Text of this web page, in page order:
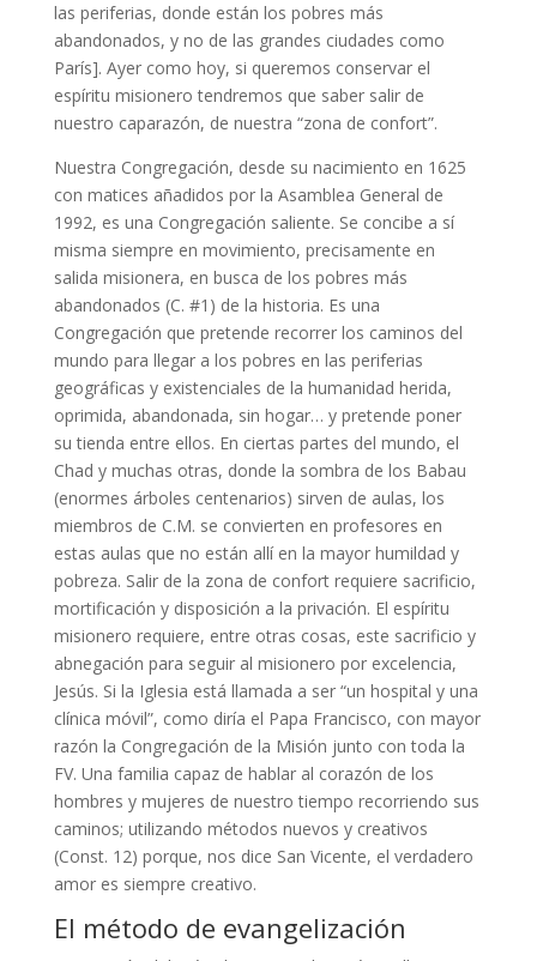
las periferias, donde están los pobres más
abandonados, y no de las grandes ciudades como
París]. Ayer como hoy, si queremos conservar el
espíritu misionero tendremos que saber salir de
nuestro caparazón, de nuestra “zona de confort”.
Nuestra Congregación, desde su nacimiento en 1625
con matices añadidos por la Asamblea General de
1992, es una Congregación saliente. Se concibe a sí
misma siempre en movimiento, precisamente en
salida misionera, en busca de los pobres más
abandonados (C. #1) de la historia. Es una
Congregación que pretende recorrer los caminos del
mundo para llegar a los pobres en las periferias
geográficas y existenciales de la humanidad herida,
oprimida, abandonada, sin hogar… y pretende poner
su tienda entre ellos. En ciertas partes del mundo, el
Chad y muchas otras, donde la sombra de los Babau
(enormes árboles centenarios) sirven de aulas, los
miembros de C.M. se convierten en profesores en
estas aulas que no están allí en la mayor humildad y
pobreza. Salir de la zona de confort requiere sacrificio,
mortificación y disposición a la privación. El espíritu
misionero requiere, entre otras cosas, este sacrificio y
abnegación para seguir al misionero por excelencia,
Jesús. Si la Iglesia está llamada a ser “un hospital y una
clínica móvil”, como diría el Papa Francisco, con mayor
razón la Congregación de la Misión junto con toda la
FV. Una familia capaz de hablar al corazón de los
hombres y mujeres de nuestro tiempo recorriendo sus
caminos; utilizando métodos nuevos y creativos
(Const. 12) porque, nos dice San Vicente, el verdadero
amor es siempre creativo.
El método de evangelización